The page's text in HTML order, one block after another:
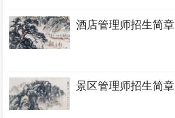
酒店管理师招生简章
景区管理师招生简章